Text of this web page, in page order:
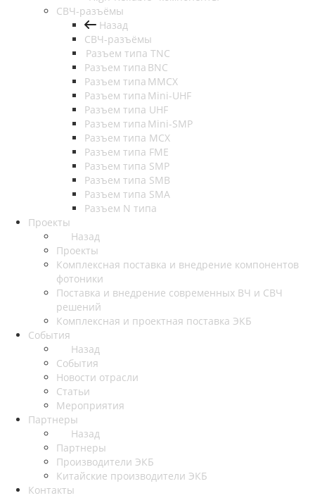
СВЧ-разъёмы
Назад
СВЧ-разъёмы
Разъем типа TNC
Разъем типа BNC
Разъем типа MMCX
Разъем типа Mini-UHF
Разъем типа UHF
Разъем типа Mini-SMP
Разъем типа MCX
Разъем типа FME
Разъем типа SMP
Разъем типа SMB
Разъем типа SMA
Разъем N типа
Проекты
Назад
Проекты
Комплексная поставка и внедрение компонентов
фотоники
Поставка и внедрение современных ВЧ и СВЧ
решений
Комплексная и проектная поставка ЭКБ
События
Назад
События
Новости отрасли
Статьи
Мероприятия
Партнеры
Назад
Партнеры
Производители ЭКБ
Китайские производители ЭКБ
Контакты